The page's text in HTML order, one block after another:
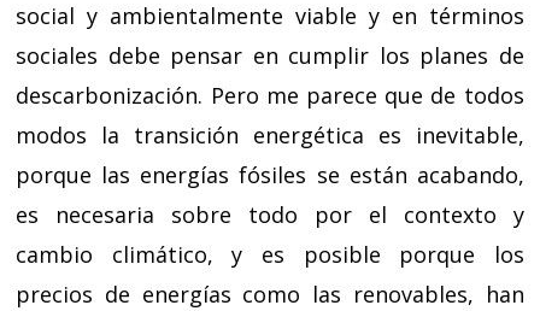
social y ambientalmente viable y en términos
sociales debe pensar en cumplir los planes de
descarbonización. Pero me parece que de todos
modos la transición energética es inevitable,
porque las energías fósiles se están acabando,
es necesaria sobre todo por el contexto y
cambio climático, y es posible porque los
precios de energías como las renovables, han